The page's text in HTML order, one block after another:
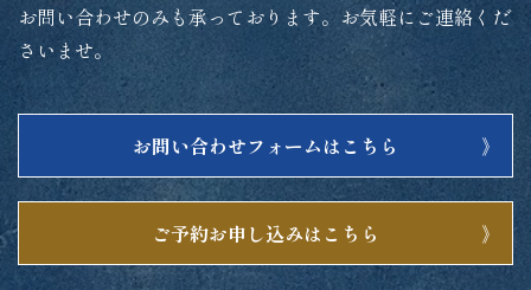
お問い合わせのみも承っております。お気軽にご連絡くだ
さいませ。
お問い合わせフォームはこちら
ご予約お申し込みはこちら